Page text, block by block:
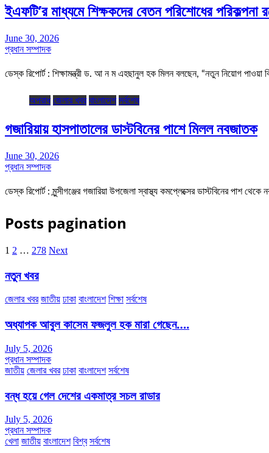
ইএফটি’র মাধ্যমে শিক্ষকদের বেতন পরিশোধের পরিকল্পনা
June 30, 2026
প্রধান সম্পাদক
ডেস্ক রিপোর্ট : শিক্ষামন্ত্রী ড. আ ন ম এহছানুল হক মিলন বলছেন, “নতুন নিয়োগ পাওয়া
অপরাধ জেলার খবর বাংলাদেশ সর্বশেষ
গজারিয়ায় হাসপাতালের ডাস্টবিনের পাশে মিলল নবজাতক
June 30, 2026
প্রধান সম্পাদক
ডেস্ক রিপোর্ট : মুন্সীগঞ্জের গজারিয়া উপজেলা স্বাস্থ্য কমপ্লেক্সের ডাস্টবিনের পাশ
Posts pagination
1 2 … 278 Next
নতুন খবর
জেলার খবর জাতীয় ঢাকা বাংলাদেশ শিক্ষা সর্বশেষ
অধ্যাপক আবুল কাসেম ফজলুল হক মারা গেছেন….
July 5, 2026
প্রধান সম্পাদক
জাতীয় জেলার খবর ঢাকা বাংলাদেশ সর্বশেষ
বন্ধ হয়ে গেল দেশের একমাত্র সচল রাডার
July 5, 2026
প্রধান সম্পাদক
খেলা জাতীয় বাংলাদেশ বিশ্ব সর্বশেষ